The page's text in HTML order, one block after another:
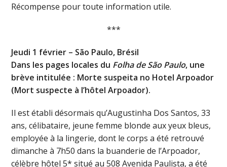
Récompense pour toute information utile.
***
Jeudi 1 février – São Paulo, Brésil
Dans les pages locales du Folha de São Paulo, une
brève intitulée : Morte suspeita no Hotel Arpoador
(Mort suspecte à l’hôtel Arpoador).
Il est établi désormais qu’Augustinha Dos Santos, 33
ans, célibataire, jeune femme blonde aux yeux bleus,
employée à la lingerie, dont le corps a été retrouvé
dimanche à 7h50 dans la buanderie de l’Arpoador,
célèbre hôtel 5* situé au 508 Avenida Paulista, a été